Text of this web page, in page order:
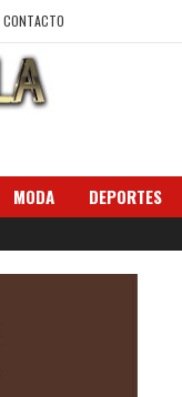
CONTACTO
MODA DEPORTES